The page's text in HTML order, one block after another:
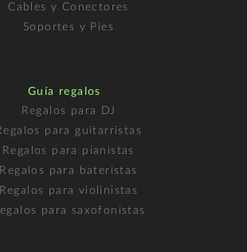
Cables y Conectores
Soportes y Pies
Guía regalos
Regalos para DJ
para guitarristas
Regalos para pianistas
Regalos para bateristas
Regalos para violinistas
para saxofonistas